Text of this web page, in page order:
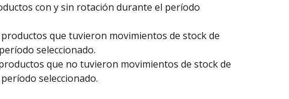
con y sin rotación durante el período
que tuvieron movimientos de stock de
seleccionado.
que no tuvieron movimientos de stock de
seleccionado.